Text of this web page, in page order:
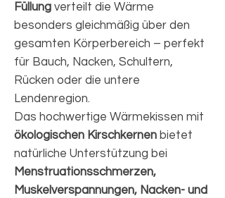
Füllung verteilt die Wärme
besonders gleichmäßig über den
gesamten Körperbereich – perfekt
für Bauch, Nacken, Schultern,
Rücken oder die untere
Lendenregion.
Das hochwertige Wärmekissen mit
ökologischen Kirschkernen bietet
natürliche Unterstützung bei
Menstruationsschmerzen,
Muskelverspannungen, Nacken- und